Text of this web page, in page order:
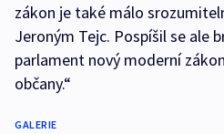
zákon je také málo
Jeroným Tejc. Pospíšil se ale
parlament nový moderní
občany.“
GALERIE